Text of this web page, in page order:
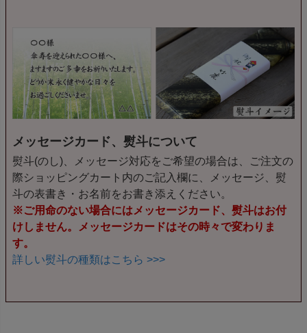
メッセージカード、熨斗について
熨斗(のし)、メッセージ対応をご希望の場合は、ご注文の
際ショッピングカート内のご記入欄に、メッセージ、熨
斗の表書き・お名前をお書き添えください。
※ご用命のない場合にはメッセージカード、熨斗はお付
けしません。メッセージカードはその時々で変わりま
す。
詳しい熨斗の種類はこちら >>>